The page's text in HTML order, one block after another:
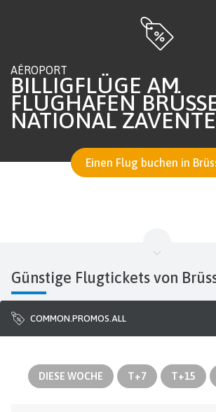
AÉROPORT
BILLIGFLÜGE AM
FLUGHAFEN
NATIONAL
Einen Flug buchen in
Günstige Flugtickets von
COMMON.PROMOS.ALL
DIESE WOCHE T+7 T+15